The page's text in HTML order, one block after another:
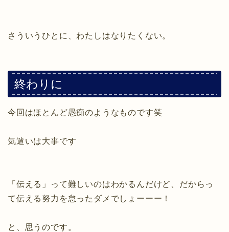
さういうひとに、わたしはなりたくない。
終わりに
今回はほとんど愚痴のようなものです笑
気遣いは大事です
「伝える」って難しいのはわかるんだけど、だからっ
て伝える努力を怠ったダメでしょーーー！
と、思うのです。